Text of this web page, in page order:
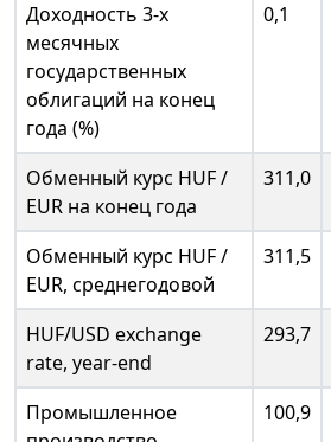
Доходность 3-х
месячных
государственных
облигаций на конец
года (%)
0,1
Обменный курс HUF /
EUR на конец года
311,0
Обменный курс HUF /
EUR, среднегодовой
311,5
HUF/USD exchange
rate, year-end
293,7
Промышленное
100,9